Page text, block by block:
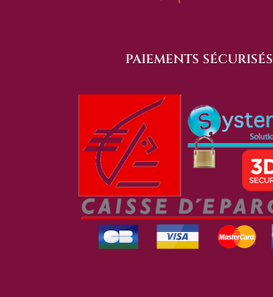
PAIEMENTS SÉCURISÉS